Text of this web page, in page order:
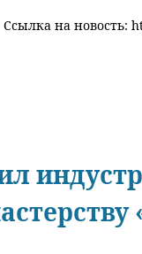
Ссылка на новость: